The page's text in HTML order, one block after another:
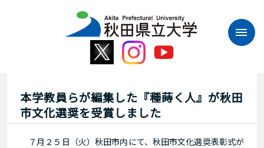
本学教員らが編集した『種蒔く人』が秋田
市文化選奨を受賞しました
７月２５日（火）秋田市内にて、秋田市文化選奨表彰式が